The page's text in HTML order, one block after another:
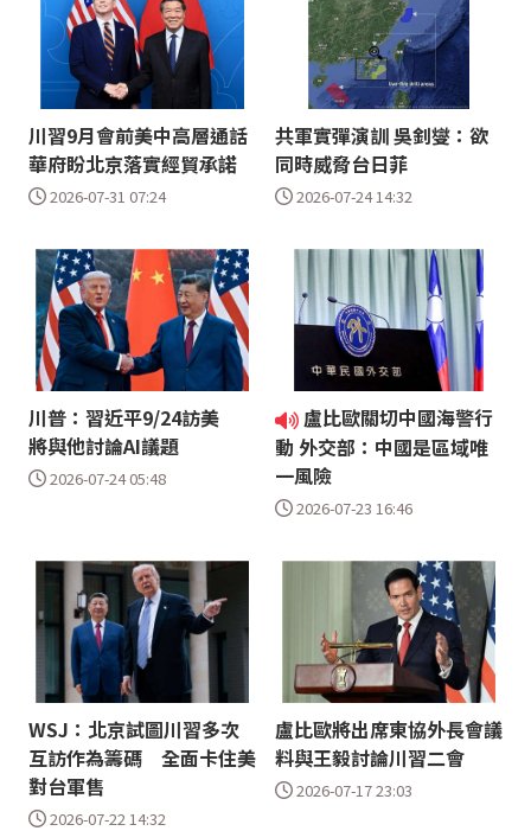
川習9月會前美中高層通話
華府盼北京落實經貿承諾
2026-07-31 07:24
共軍實彈演訓 吳釗燮：欲
同時威脅台日菲
2026-07-24 14:32
川普：習近平9/24訪美
將與他討論AI議題
2026-07-24 05:48
盧比歐關切中國海警行
動 外交部：中國是區域唯
一風險
2026-07-23 16:46
WSJ：北京試圖川習多次
互訪作為籌碼 全面卡住美
對台軍售
2026-07-22 14:32
盧比歐將出席東協外長會議
料與王毅討論川習二會
2026-07-17 23:03